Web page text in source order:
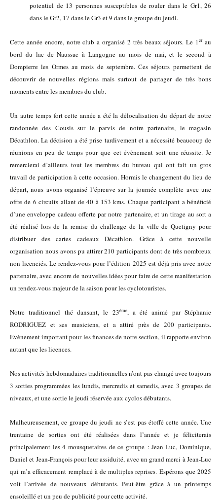
potentiel de 13 personnes susceptibles de rouler dans le Gr1, 26
dans le Gr2, 17 dans le Gr3 et 9 dans le groupe du jeudi.
Cette année encore, notre club a organisé 2 très beaux séjours. Le 1erau
bord du lac de Naussac à Langogne au mois de mai, et le second à
Dompierre les Ormes au mois de septembre. Ces séjours permettent de
découvrir de nouvelles régions mais surtout de partager de très bons
moments entre les membres du club.
Un autre temps fort cette année a été la délocalisation du départ de notre
randonnée des Cousis sur le parvis de notre partenaire, le magasin
Décathlon. La décision a été prise tardivement et a nécessité beaucoup de
réunions en peu de temps pour que cet évènement soit une réussite. Je
remercierai d’ailleurs tout les membres du bureau qui ont fait un gros
travail de participation à cette occasion. Hormis le changement du lieu de
départ, nous avons organisé l’épreuve sur la journée complète avec une
offre de 6 circuits allant de 40 à 153 kms. Chaque participant a bénéficié
d’une enveloppe cadeau offerte par notre partenaire, et un tirage au sort a
été réalisé lors de la remise du challenge de la ville de Quetigny pour
distribuer des cartes cadeaux Décathlon. Grâce à cette nouvelle
organisation nous avons pu attirer 210 participants dont de très nombreux
non licenciés. Le rendez-vous pour l’édition 2025 est déjà pris avec notre
partenaire, avec encore de nouvelles idées pour faire de cette manifestation
un rendez-vous majeur de la saison pour les cyclotouristes.
Notre traditionnel thé dansant, le 23ème, a été animé par Stéphanie
RODRIGUEZ et ses musiciens, et a attiré près de 200 participants.
Evènement important pour les finances de notre section, il rapporte environ
autant que les licences.
Nos activités hebdomadaires traditionnelles n’ont pas changé avec toujours
3 sorties programmées les lundis, mercredis et samedis, avec 3 groupes de
niveaux, et une sortie le jeudi réservée aux cyclos débutants.
Malheureusement, ce groupe du jeudi ne s’est pas étoffé cette année. Une
trentaine de sorties ont été réalisées dans l’année et je féliciterais
principalement les 4 mousquetaires de ce groupe : Jean-Luc, Dominique,
Daniel et Jean-François pour leur assiduité, avec un grand merci à Jean-Luc
qui m’a efficacement remplacé à de multiples reprises. Espérons que 2025
voit l’arrivée de nouveaux débutants. Peut-être grâce à un printemps
ensoleillé et un peu de publicité pour cette activité.